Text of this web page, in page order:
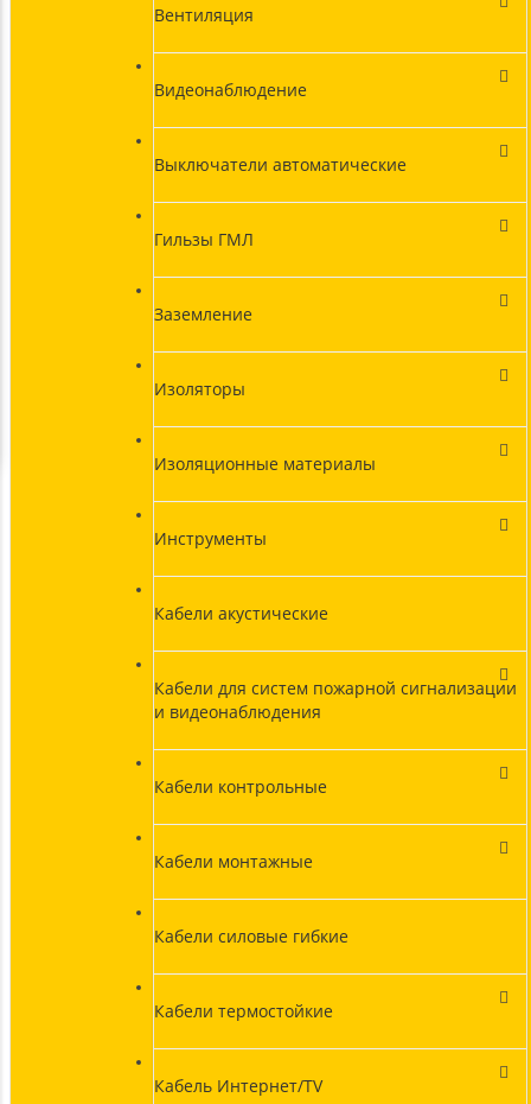
Вентиляция
Видеонаблюдение
Выключатели автоматические
Гильзы ГМЛ
Заземление
Изоляторы
Изоляционные материалы
Инструменты
Кабели акустические
Кабели для систем пожарной сигнализации
и видеонаблюдения
Кабели контрольные
Кабели монтажные
Кабели силовые гибкие
Кабели термостойкие
Кабель Интернет/TV